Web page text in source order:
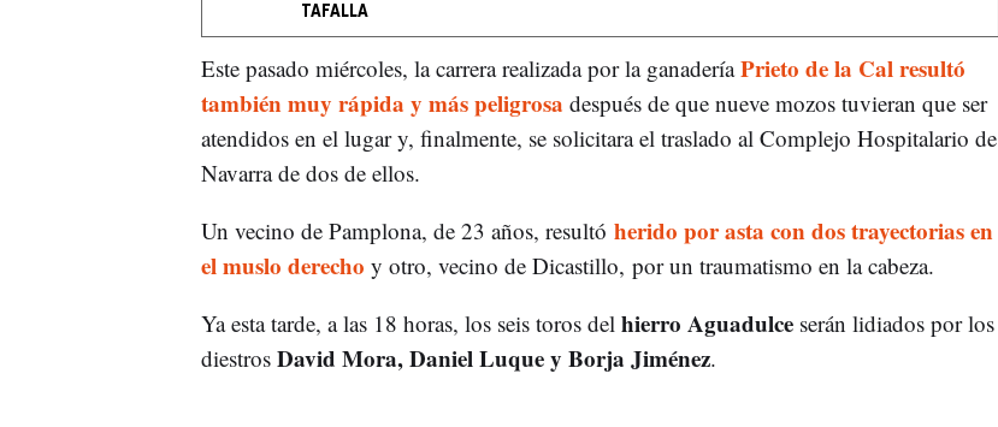
Este pasado miércoles, la carrera realizada por la ganaderíaPrieto de la Cal resultó
también muy rápida y más peligrosa después de que nueve mozos tuvieran que ser
atendidos en el lugar y, finalmente, se solicitara el traslado al Complejo Hospitalario de
Navarra de dos de ellos.
Un vecino de Pamplona, de 23 años, resultó herido por asta con dos trayectorias en
el muslo derecho y otro, vecino de Dicastillo, por un traumatismo en la cabeza.
Ya esta tarde, a las 18 horas, los seis toros del hierro Aguadulceserán lidiados por los
diestrosDavid Mora, Daniel Luque y Borja Jiménez.